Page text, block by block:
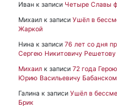
Иван к записи Четыре Славы
Михаил к записи Ушёл в
Жаркой
Нина к записи 76 лет со дня
Сергею Никитовичу Решетову
Михаил к записи 72 года
Юрию Васильевичу
Галина к записи Ушёл в
Брик